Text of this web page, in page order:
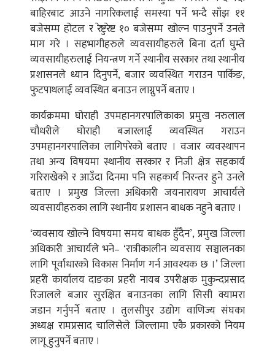
बाहिरबाट आउने नागरिकलाई समस्या पर्ने भन्दै साँझ ११
बजेसम्म होटल र रेष्टुरेष्ट १० बजेसम्म खोल्न पाउनुपर्ने उनले
माग गरे । सहभागीहरुले व्यवसायीहरुले बिना दर्ता घुम्ते
व्यवसायीहरुलाई नियन्त्रण गर्ने स्थानीय सरकार तथा स्थानीय
प्रशासनले ध्यान दिनुपर्ने, बजार व्यवस्थित गराउन पार्किङ,
फुटपाथलाई व्यवस्थित बनाउन लाग्नुपर्ने बताए ।
कार्यक्रममा घोराही उपमहानगरपालिकाका प्रमुख नरुलाल
चौधरीले घोराही बजारलाई व्यवस्थित गराउन
उपमहानगरपालिका लागिपरेको बताए । वजार व्यवस्थापन
तथा अन्य विषयमा स्थानीय सरकार र निजी क्षेत्र सहकार्य
गरिराखेको र आउँदा दिनमा पनि सहकार्य निरन्तर हुने उनले
बताए । प्रमुख जिल्ला अधिकारी जयनारायण आचार्यले
व्यवसायीहरुका लागि स्थानीय प्रशासन बाधक नहुने बताए ।
‘व्यवसाय खोल्ने विषयमा समय बाधक हुँदैन’, प्रमुख जिल्ला
अधिकारी आचार्यले भने– ‘रात्रीकालीन व्यवसाय सञ्चालनका
लागि पूर्वाधारको विकास निर्माण गर्न आवश्यक छ ।’ जिल्ला
प्रहरी कार्यालय दाङका प्रहरी नायब उपरीक्षक मुकुन्दप्रसाद
रिजालले बजार सुरक्षित बनाउनका लागि सिसी क्यामरा
जडान गर्नुपर्ने बताए । तुलसीपुर उद्योग वाणिज्य संघका
अध्यक्ष रामप्रसाद चालिसेले जिल्लामा एकै प्रकारको नियम
लागू हुनुपर्ने बताए ।